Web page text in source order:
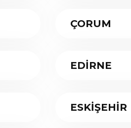
ÇORUM
EDİRNE
ESKİŞEHİR